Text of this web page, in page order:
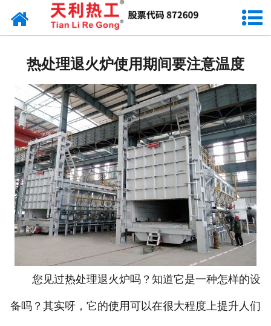
网站首页
产品常识
热处理退火炉使用期间要注意温度
您见过热处理退火炉吗？知道它是一种怎样的设
备吗？其实呀，它的使用可以在很大程度上提升人们